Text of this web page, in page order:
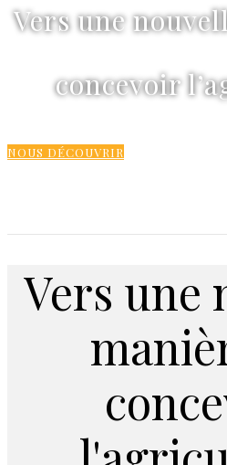
Vers une
concevoir
NOUS DÉCOUVRIR
Vers une